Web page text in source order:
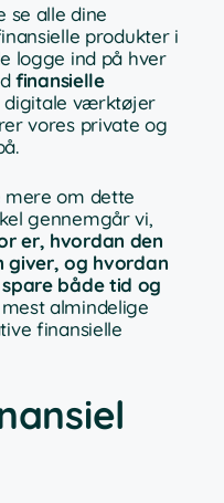
se alle dine
produkter i
logge ind på hver
finansielle
digitale værktøjer
vores private og
om dette
gennemgår vi,
er, hvordan den
giver, og hvordan
både tid og
almindelige
finansielle